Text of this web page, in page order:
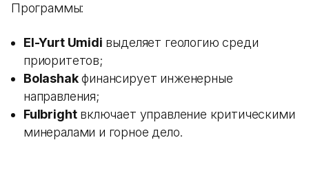
Программы:
El-Yurt Umidi выделяет геологию среди
приоритетов;
Bolashakфинансирует инженерные
направления;
Fulbrightвключает управление критическими
минералами и горное дело.